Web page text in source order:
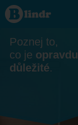
Seznamka - Ona
hledá jeho
Moravskoslezský
Poznej to,
co je opravdu
důležité.